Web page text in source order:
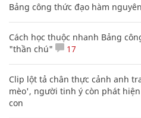
Bảng công thức đạo hàm
Cách học thuộc nhanh Bảng
"thần chú"
17
Clip lột tả chân thực cảnh anh
mèo', người tinh ý còn phát
con